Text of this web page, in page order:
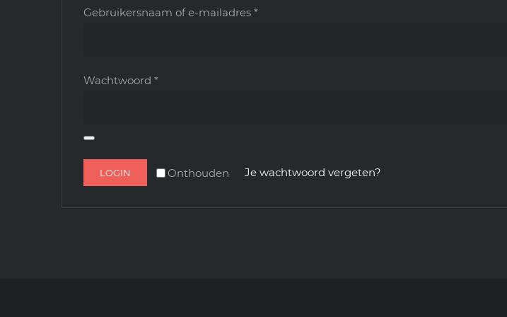
Gebruikersnaam of e-mailadres *Vereist
Wachtwoord *Vereist
Onthouden
LOGIN Je wachtwoord vergeten?